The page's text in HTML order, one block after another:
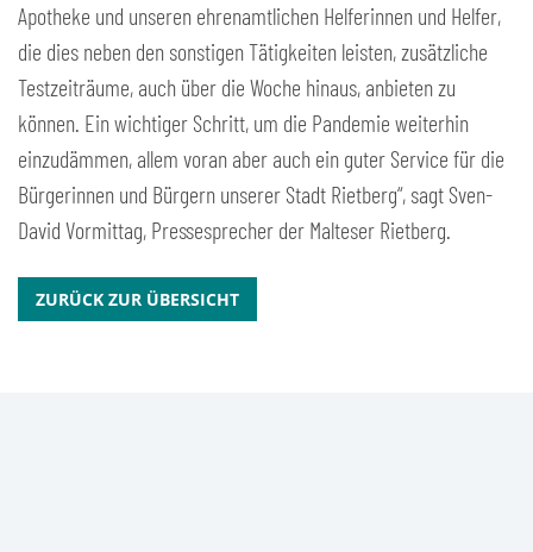
Apotheke und unseren ehrenamtlichen Helferinnen und Helfer,
die dies neben den sonstigen Tätigkeiten leisten, zusätzliche
Testzeiträume, auch über die Woche hinaus, anbieten zu
können. Ein wichtiger Schritt, um die Pandemie weiterhin
einzudämmen, allem voran aber auch ein guter Service für die
Bürgerinnen und Bürgern unserer Stadt Rietberg“, sagt Sven-
David Vormittag, Pressesprecher der Malteser Rietberg.
ZURÜCK ZUR ÜBERSICHT